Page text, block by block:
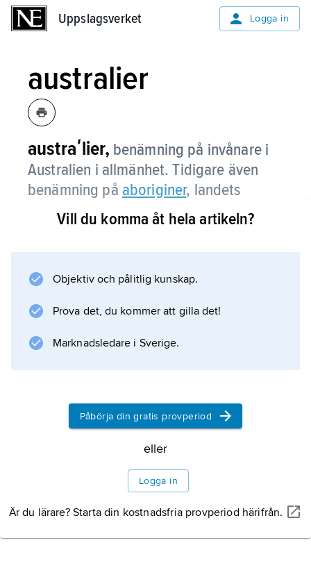
Uppslagsverket Logga in
australier
austraʹlier, benämning på invånare i
Australien i allmänhet. Tidigare även
benämning på aboriginer, landets
urinvånare.
Vill du komma åt hela artikeln?
Objektiv och pålitlig kunskap.
Prova det, du kommer att gilla det!
Marknadsledare i Sverige.
Påbörja din gratis provperiod
eller
Logga in
Är du lärare? Starta din kostnadsfria provperiod härifrån.